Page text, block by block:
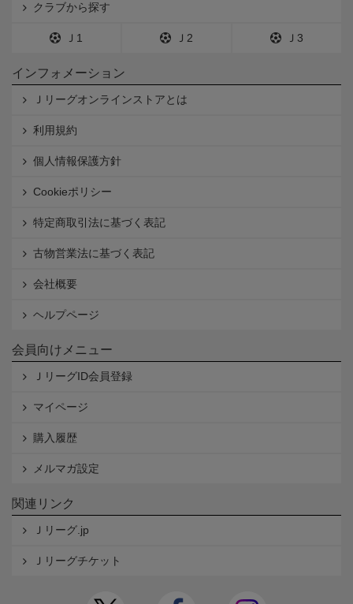
クラブから探す
Ｊ1 Ｊ2 Ｊ3
インフォメーション
Ｊリーグオンラインストアとは
利用規約
個人情報保護方針
Cookieポリシー
特定商取引法に基づく表記
古物営業法に基づく表記
会社概要
ヘルプページ
会員向けメニュー
ＪリーグID会員登録
マイページ
購入履歴
メルマガ設定
関連リンク
Ｊリーグ.jp
Ｊリーグチケット